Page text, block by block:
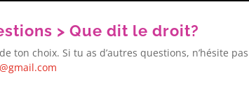
>Que dit le droit?
ton choix. Si tu as d’autres questions, n’hésite